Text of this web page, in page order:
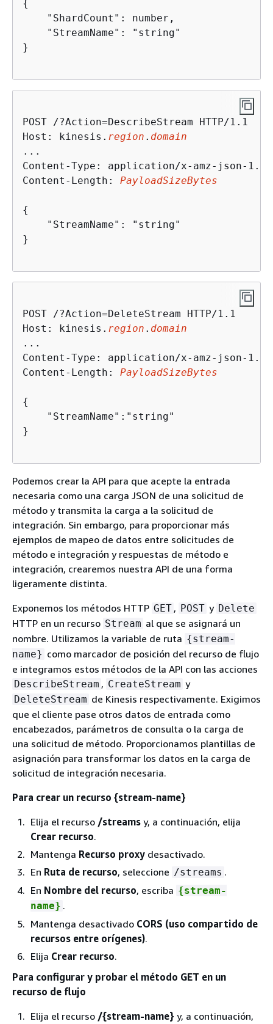
{
    "ShardCount": number,
    "StreamName": "string"
}
POST /?Action=DescribeStream HTTP/1.1
Host: kinesis. region . domain
...
Content-Type: application/x-amz-json-1.1
Content-Length: PayloadSizeBytes
{
    "StreamName": "string"
POST /?Action=DeleteStream HTTP/1.1
Host: kinesis. region . domain
...
Content-Type: application/x-amz-json-1.1
Content-Length: PayloadSizeBytes
{
    "StreamName":"string"
}
Podemos crear la API para que acepte la entrada
necesaria como una carga JSON de una solicitud de
método y transmita la carga a la solicitud de
integración. Sin embargo, para proporcionar más
ejemplos de mapeo de datos entre solicitudes de
método e integración y respuestas de método e
integración, crearemos nuestra API de una forma
ligeramente distinta.
Exponemos los métodos HTTP GET , POST y Delete
HTTP en un recurso Stream al que se asignará un
nombre. Utilizamos la variable de ruta {stream-
name} como marcador de posición del recurso de flujo
e integramos estos métodos de la API con las acciones
DescribeStream , CreateStream y
DeleteStream de Kinesis respectivamente. Exigimos
que el cliente pase otros datos de entrada como
encabezados, parámetros de consulta o la carga de
una solicitud de método. Proporcionamos plantillas de
asignación para transformar los datos en la carga de
solicitud de integración necesaria.
Para crear un recurso {stream-name}
Elija el recurso /streams y, a continuación, elija
Crear recurso.
Mantenga Recurso proxy desactivado.
En Ruta de recurso, seleccione /streams .
En Nombre del recurso, escriba {stream-
name} .
Mantenga desactivado CORS (uso compartido de
recursos entre orígenes).
Elija Crear recurso.
Para configurar y probar el método GET en un
recurso de flujo
Elija el recurso /{stream-name} y, a continuación,